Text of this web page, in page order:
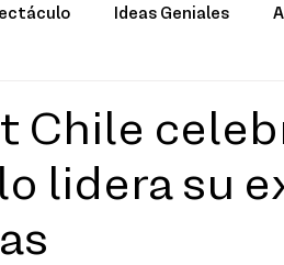
Ideas Geniales
Chile
lidera su